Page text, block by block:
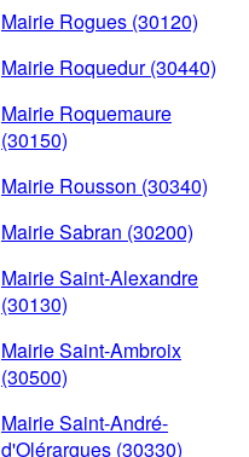
Mairie Rogues (30120)
Mairie Roquedur (30440)
Mairie Roquemaure
(30150)
Mairie Rousson (30340)
Mairie Sabran (30200)
Mairie Saint-Alexandre
(30130)
Mairie Saint-Ambroix
(30500)
Mairie Saint-André-
d'Olérargues (30330)